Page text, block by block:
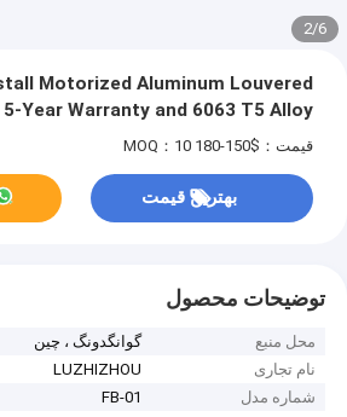
2/6
Motorized Aluminum Louvered
Year Warranty and 6063 T5 Alloy
قیمت：$150-180 MOQ：10
بهترین قیمت
توضیحات محصول
محل منبع
گوانگدونگ ، چین
نام تجاری
LUZHIZHOU
شماره مدل
FB-01